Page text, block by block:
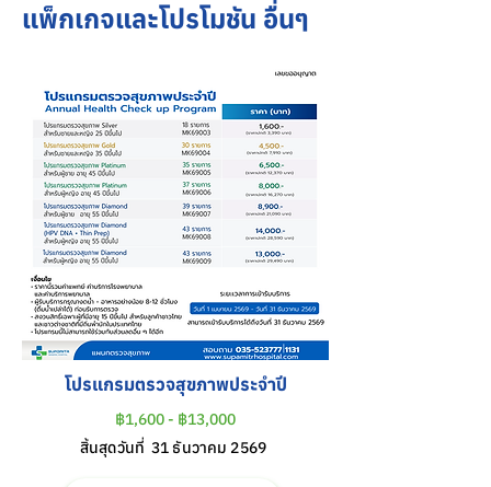
แพ็กเกจและโปรโมชัน อื่นๆ
โปรแกรมตรวจสุขภาพประจำปี
฿1,600 - ฿13,000
สิ้นสุดวันที่ 31 ธันวาคม 2569